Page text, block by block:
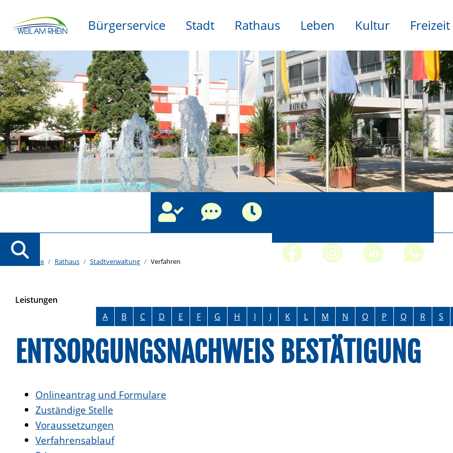
Bürgerservice Stadt Rathaus Leben Kultur Freizeit
Startseite Rathaus Stadtverwaltung Verfahren
Leistungen
Alphabetisches Register überspringen
A B C D E F G H I J K L M N O P Q R S
ENTSORGUNGSNACHWEIS BESTÄTIGUNG
Onlineantrag und Formulare
Zuständige Stelle
Voraussetzungen
Verfahrensablauf